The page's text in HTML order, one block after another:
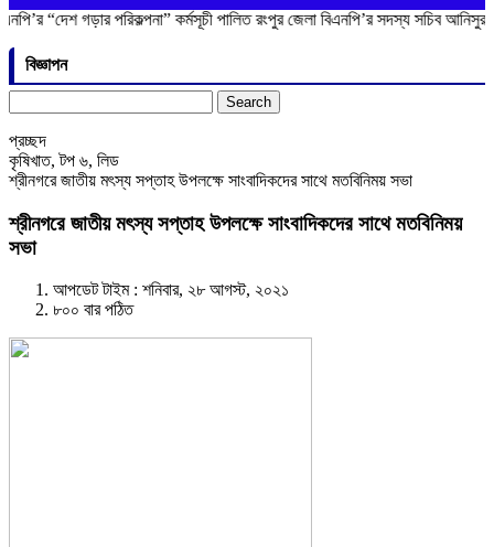
গড়ার পরিকল্পনা” কর্মসূচী পালিত রংপুর জেলা বিএনপি’র সদস্য সচিব আনিসুর রহমান
বিজ্ঞাপন
for:
প্রচ্ছদ
কৃষিখাত,টপ ৬, লিড
শ্রীনগরে জাতীয় মৎস্য সপ্তাহ উপলক্ষে সাংবাদিকদের সাথে মতবিনিময় সভা
শ্রীনগরে জাতীয় মৎস্য সপ্তাহ উপলক্ষে সাংবাদিকদের সাথে মতবিনিময়
সভা
আপডেট টাইম : শনিবার, ২৮ আগস্ট, ২০২১
৮০০ বার পঠিত